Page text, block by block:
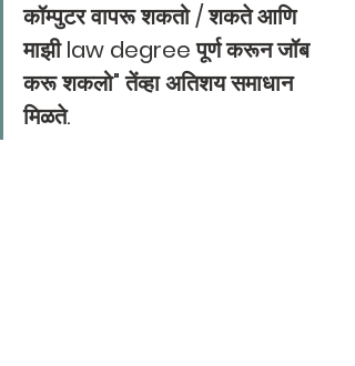
कॉम्पुटर वापरू शकतो / शकते आणि
माझी law degree पूर्ण करून जॉब
करू शकलो" तेंव्हा अतिशय समाधान
मिळते.